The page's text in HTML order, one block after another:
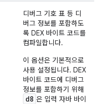
디버그 기호 표 등 디
버그 정보를 포함하도
록 DEX 바이트 코드를
컴파일합니다.
이 옵션은 기본적으로
사용 설정됩니다. DEX
바이트 코드에 디버그
정보를 포함하기 위해
d8 은 입력 자바 바이